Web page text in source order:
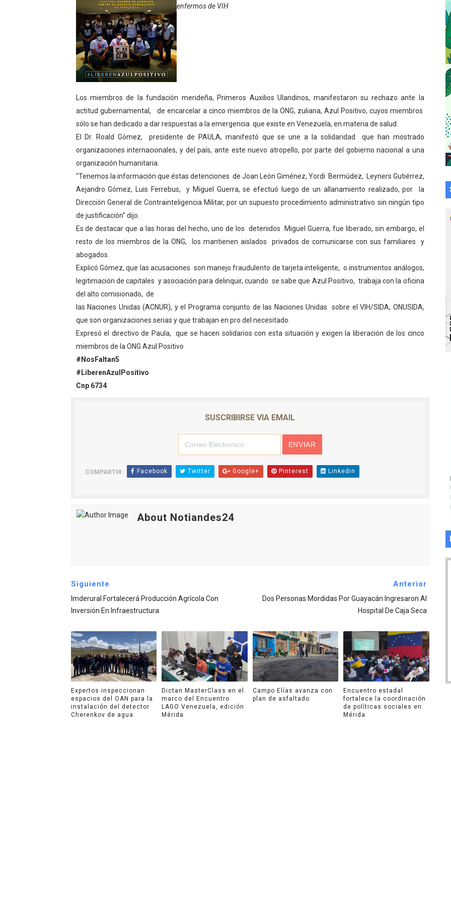
Gobierno bolivariano avanza en la transformación del hospital Sor Juana Inés
Niños merideños aprenden sobre gaita de tambora con Fundecem
Hospital universitario muestra sus avances en visita del Consejo Legislativo
Instituto Nacional de Nutrición celebra Semana Internacional de la Lactancia Materna
Gobernación de Mérida fortalece el desarrollo productivo en Rangel
Corposalud inició talleres para aspirantes al curso de Emergencia Prehospitalaria
Fortalecen formación académica de médicos en proceso de ruralidad
Fortaleciendo la economía comunal en El Vigía con microcréditos a emprendedores y
Campo Elías consolida plan de bacheo en el sector La Montañita
Fundecem inició con éxito el taller vacacional de origami
El Lactario del Iahula celebra la Semana Mundial de la Lactancia Materna
Plan Vacacional "Venezuela Ríe 2026" brinda recreación y cultura a niños del
Iniciación al yoga reúne a diversos clubes deportivos de Zea en una enriquecedora
Mincomunas impulsa el autogobierno en Mérida con plan de actualización y atención
Expertos inspeccionan espacios del OAN para la instalación del detector Cherenkov
enfermos de VIH
Los miembros de la fundación merideña, Primeros Auxilios Ulandinos, manifestaron su rechazo ante la
actitud gubernamental, de encarcelar a cinco miembros de la ONG, zuliana, Azul Positivo, cuyos miembros
sólo se han dedicado a dar respuestas a la emergencia que existe en Venezuela, en materia de salud.
El Dr. Roald Gómez, presidente de PAULA, manifestó que se une a la solidaridad que han mostrado
organizaciones internacionales, y del país, ante este nuevo atropello, por parte del gobierno nacional a una
organización humanitaria.
"Tenemos la información que éstas detenciones de Joan León Giménez, Yordi Bermúdez, Leyners Gutiérrez,
Aejandro Gómez, Luis Ferrebus, y Miguel Guerra, se efectuó luego de un allanamiento realizado, por la
Dirección General de Contrainteligencia Militar, por un supuesto procedimiento administrativo sin ningún tipo
de justificación" dijo.
Es de destacar que a las horas del hecho, uno de los detenidos Miguel Guerra, fue liberado, sin embargo, el
resto de los miembros de la ONG, los mantienen aislados privados de comunicarse con sus familiares y
abogados.
Explicó Gómez, que las acusaciones son manejo fraudulento de tarjeta inteligente, o instrumentos análogos,
legitimación de capitales y asociación para delinquir, cuando se sabe que Azul Positivo, trabaja con la oficina
del alto comisionado, de
las Naciones Unidas (ACNUR), y el Programa conjunto de las Naciones Unidas sobre el VIH/SIDA, ONUSIDA,
que son organizaciones serias y que trabajan en pro del necesitado.
Expresó el directivo de Paula, que se hacen solidarios con esta situación y exigen la liberación de los cinco
miembros de la ONG Azul Positivo
#NosFaltan5
#LiberenAzulPositivo
Cnp 6734
SUSCRIBIRSE VIA EMAIL
COMPARTIR: Facebook Twitter Google+ Pinterest Linkedin
About Notiandes24
Siguiente
Imderural Fortalecerá Producción Agrícola Con
Inversión En Infraestructura
Anterior
Dos Personas Mordidas Por Guayacán Ingresaron Al
Hospital De Caja Seca
Expertos inspeccionan
espacios del OAN para la
instalación del detector
Cherenkov de agua
Dictan MasterClass en el
marco del Encuentro
LAGO Venezuela, edición
Mérida
Campo Elías avanza con
plan de asfaltado
Encuentro estadal
fortalece la coordinación
de políticas sociales en
Mérida